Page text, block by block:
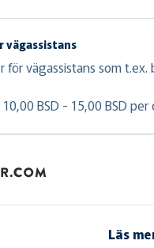
vägassistans
för vägassistans som
BSD - 15,00 BSD per
Läs